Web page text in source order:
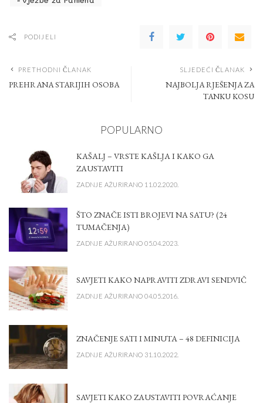
PODIJELI
PRETHODNI ČLANAK
PREHRANA STARIJIH OSOBA
SLJEDEĆI ČLANAK
NAJBOLJA RJEŠENJA ZA
TANKU KOSU
POPULARNO
KAŠALJ – VRSTE KAŠLJA I KAKO GA
ZAUSTAVITI
ZADNJE AŽURIRANO 11.02.2020.
ŠTO ZNAČE ISTI BROJEVI NA SATU? (24
TUMAČENJA)
ZADNJE AŽURIRANO 05.04.2023.
SAVJETI KAKO NAPRAVITI ZDRAVI SENDVIČ
ZADNJE AŽURIRANO 04.05.2016.
ZNAČENJE SATI I MINUTA – 48 DEFINICIJA
ZADNJE AŽURIRANO 31.10.2022.
SAVJETI KAKO ZAUSTAVITI POVRAĆANJE